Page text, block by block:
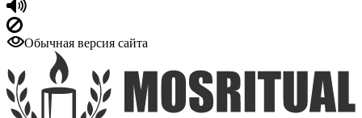
Обычная версия сайта